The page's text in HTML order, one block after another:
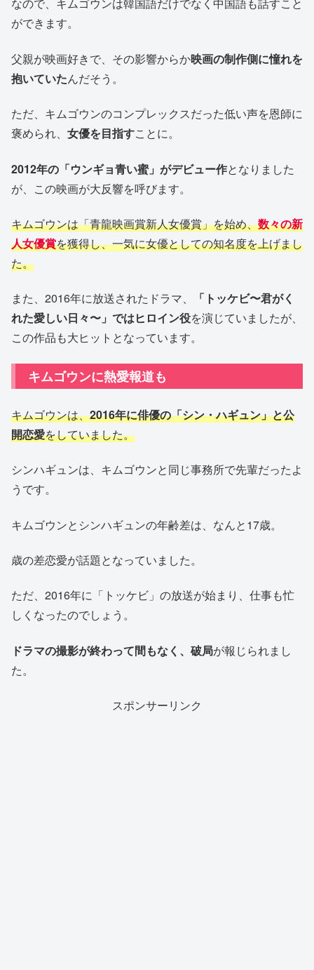
なので、キムゴウンは韓国語だけでなく中国語も話すこと
ができます。
父親が映画好きで、その影響からか映画の制作側に憧れを
抱いていたんだそう。
ただ、キムゴウンのコンプレックスだった低い声を恩師に
褒められ、 女優を目指すことに。
2012年の「ウンギョ青い蜜」がデビュー作となりました
が、この映画が大反響を呼びます。
キムゴウンは「青龍映画賞新人女優賞」を始め、数々の新
人女優賞を獲得し、一気に女優としての知名度を上げまし
た。
また、2016年に放送されたドラマ、
「トッケビ〜君がく
れた愛しい日々〜」ではヒロイン役を演じていましたが、
この作品も大ヒットとなっています。
キムゴウンに熱愛報道も
キムゴウンは、2016年に俳優の「シン・ハギュン」と公
開恋愛をしていました。
シンハギュンは、キムゴウンと同じ事務所で先輩だったよ
うです。
キムゴウンとシンハギュンの年齢差は、なんと17歳。
歳の差恋愛が話題となっていました。
ただ、2016年に「トッケビ」の放送が始まり、仕事も忙
しくなったのでしょう。
ドラマの撮影が終わって間もなく、破局が報じられまし
た。
スポンサーリンク